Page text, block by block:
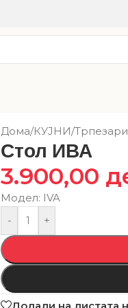
Дома/КУЈНИ/
Стол ИВА
3.900,00
Модел: IVA
-
+
Додади на листата